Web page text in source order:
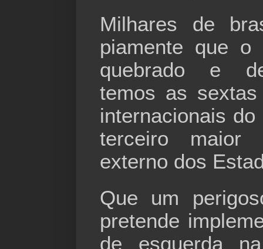
Milhares de
piamente que
quebrado e
temos as
internacionais
terceiro maior
externo dos
Que um
pretende
de esquerda